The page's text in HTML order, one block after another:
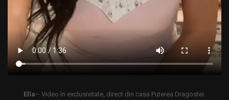
Ella– Video în exclusivitate, direct din casa Puterea Dragostei.